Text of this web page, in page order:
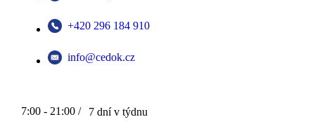
+420 296 184 910
info@cedok.cz
7:00 - 21:00 / 7 dní v týdnu